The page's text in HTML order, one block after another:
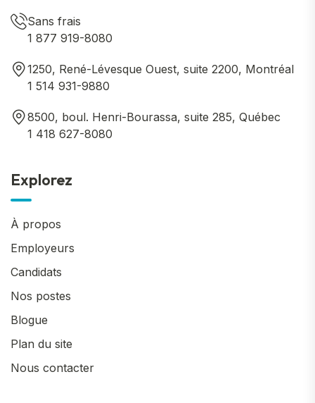
Sans frais
1 877 919-8080
1250, René-Lévesque Ouest, suite 2200, Montréal
1 514 931-9880
8500, boul. Henri-Bourassa, suite 285, Québec
1 418 627-8080
Explorez
À propos
Employeurs
Candidats
Nos postes
Blogue
Plan du site
Nous contacter